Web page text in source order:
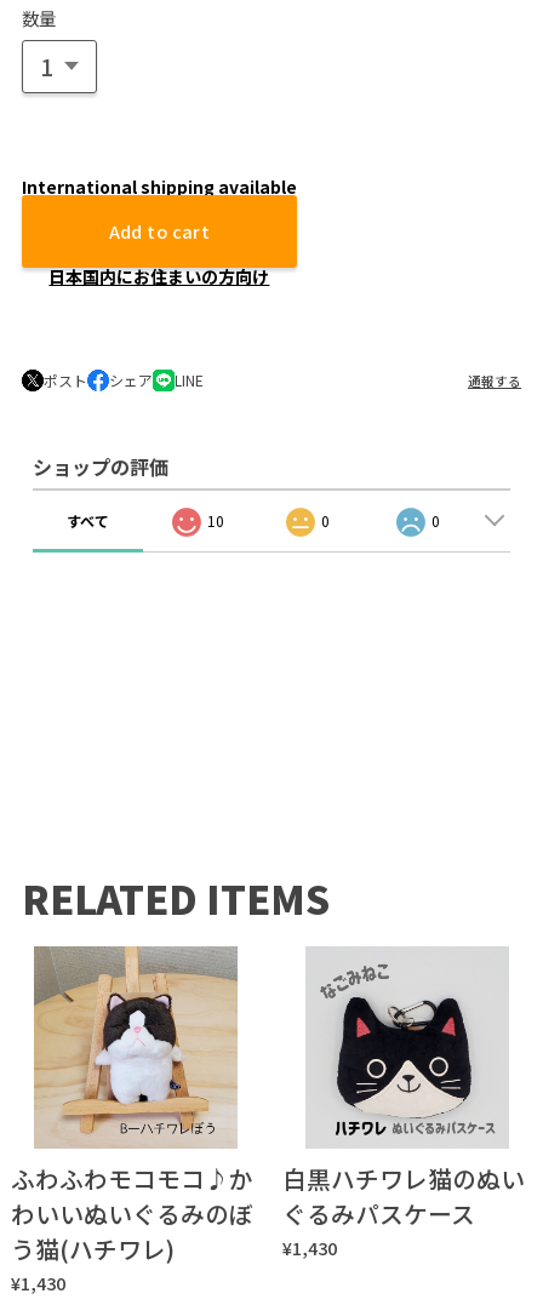
数量
International shipping available
Add to cart
日本国内にお住まいの方向け
ポスト シェア LINE 通報する
ショップの評価
すべて 10 0 0
RELATED ITEMS
ふわふわモコモコ♪か
わいいぬいぐるみのぼ
う猫(ハチワレ)
¥1,430
白黒ハチワレ猫のぬい
ぐるみパスケース
¥1,430